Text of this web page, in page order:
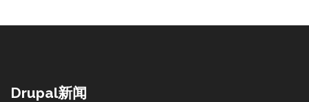
Drupal新闻